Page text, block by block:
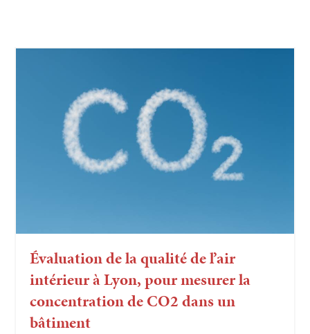
Évaluation de la qualité de l’air
intérieur à Lyon, pour mesurer la
concentration de CO2 dans un
bâtiment